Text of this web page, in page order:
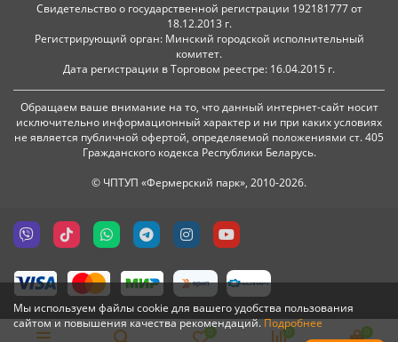
Мы используем файлы cookie для вашего удобства пользования
сайтом и повышения качества рекомендаций.Подробнее
Свидетельство о государственной регистрации 192181777 от
18.12.2013 г.
Регистрирующий орган: Минский городской исполнительный
комитет.
Дата регистрации в Торговом реестре: 16.04.2015 г.
Обращаем ваше внимание на то, что данный интернет-сайт носит
исключительно информационный характер и ни при каких условиях
не является публичной офертой, определяемой положениями ст. 405
Гражданского кодекса Республики Беларусь.
© ЧПТУП «Фермерский парк», 2010-2026.
0 0 0